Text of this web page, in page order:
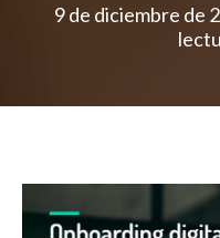
9 de diciembre de